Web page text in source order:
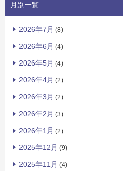
月別一覧
2026年7月 (8)
2026年6月 (4)
2026年5月 (4)
2026年4月 (2)
2026年3月 (2)
2026年2月 (3)
2026年1月 (2)
2025年12月 (9)
2025年11月 (4)